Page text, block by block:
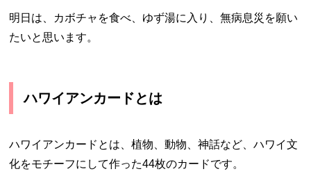
明日は、カボチャを食べ、ゆず湯に入り、無病息災を願い
たいと思います。
ハワイアンカードとは
ハワイアンカードとは、植物、動物、神話など、ハワイ文
化をモチーフにして作った44枚のカードです。